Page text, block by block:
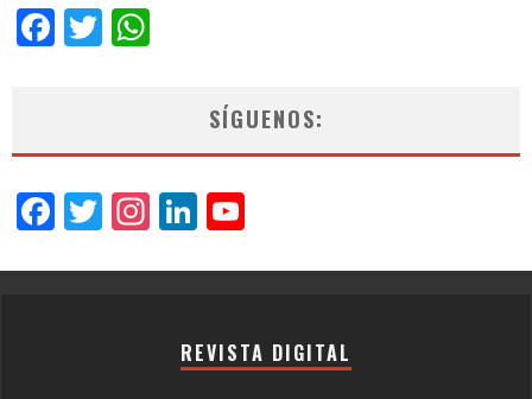
Facebook
Twitter
SÍGUENOS:
Facebook
Twitter
Instagram
LinkedIn
REVISTA DIGITAL